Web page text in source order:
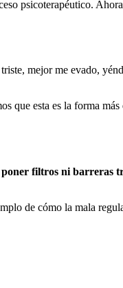
psicoterapéutico.
mejor me evado,
que esta es la forma
filtros ni barreras
de cómo la mala